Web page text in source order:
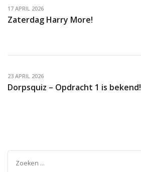
17 APRIL 2026
Zaterdag Harry More!
23 APRIL 2026
Dorpsquiz – Opdracht 1 is bekend!